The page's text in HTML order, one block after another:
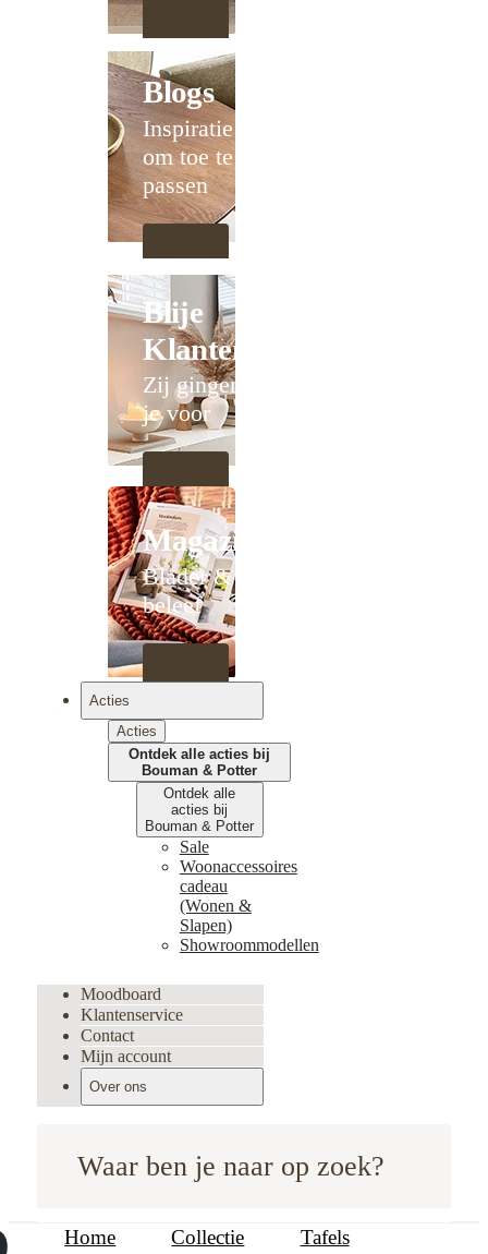
Waar ben je naar op zoek?
Blogs
Inspiratie
om toe te
passen
Blije
Klanten
Zij gingen
je voor
Magazines
Blader &
beleef
Acties
Acties
Ontdek alle acties bij
Bouman & Potter
Ontdek alle
acties bij
Bouman & Potter
Sale
Woonaccessoires
cadeau
(Wonen &
Slapen)
Showroommodellen
Moodboard
Klantenservice
Contact
Mijn account
Over ons
Home Collectie
Tafels